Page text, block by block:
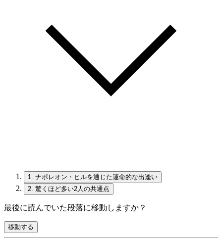
1.
ナポレオン・ヒルを通じた運命的な出逢い
2. 驚くほど多い2人の共通点
最後に読んでいた段落に移動しますか？
移動する